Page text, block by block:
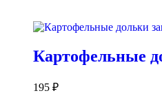
Картофельные
195 ₽